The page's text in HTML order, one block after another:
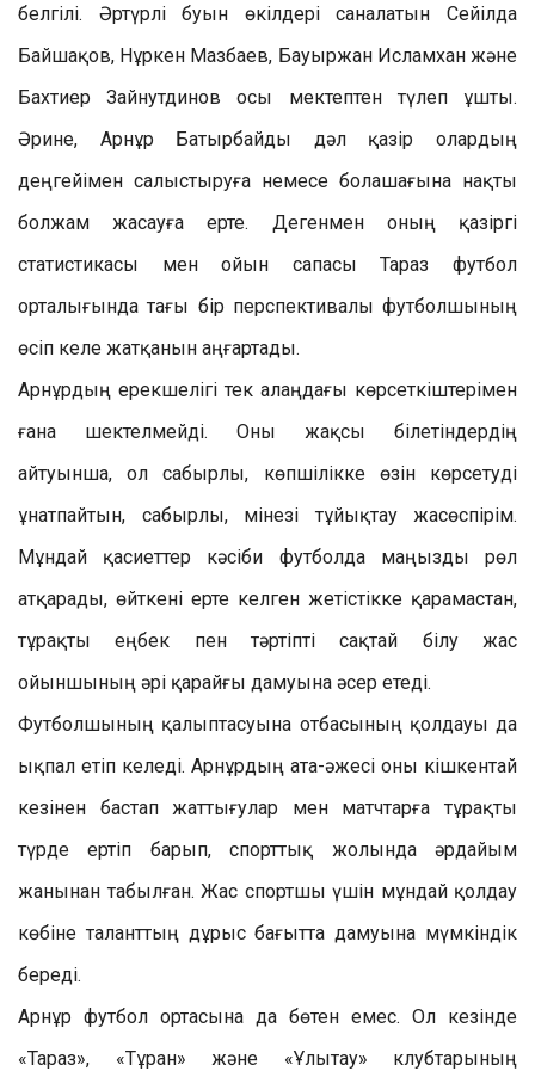
белгілі. Әртүрлі буын өкілдері саналатын Сейілда
Байшақов, Нұркен Мазбаев, Бауыржан Исламхан және
Бахтиер Зайнутдинов осы мектептен түлеп ұшты.
Әрине, Арнұр Батырбайды дәл қазір олардың
деңгейімен салыстыруға немесе болашағына нақты
болжам жасауға ерте. Дегенмен оның қазіргі
статистикасы мен ойын сапасы Тараз футбол
орталығында тағы бір перспективалы футболшының
өсіп келе жатқанын аңғартады.
Арнұрдың ерекшелігі тек алаңдағы көрсеткіштерімен
ғана шектелмейді. Оны жақсы білетіндердің
айтуынша, ол сабырлы, көпшілікке өзін көрсетуді
ұнатпайтын, сабырлы, мінезі тұйықтау жасөспірім.
Мұндай қасиеттер кәсіби футболда маңызды рөл
атқарады, өйткені ерте келген жетістікке қарамастан,
тұрақты еңбек пен тәртіпті сақтай білу жас
ойыншының әрі қарайғы дамуына әсер етеді.
Футболшының қалыптасуына отбасының қолдауы да
ықпал етіп келеді. Арнұрдың ата-әжесі оны кішкентай
кезінен бастап жаттығулар мен матчтарға тұрақты
түрде ертіп барып, спорттық жолында әрдайым
жанынан табылған. Жас спортшы үшін мұндай қолдау
көбіне таланттың дұрыс бағытта дамуына мүмкіндік
береді.
Арнұр футбол ортасына да бөтен емес. Ол кезінде
«Тараз», «Тұран» және «Ұлытау» клубтарының